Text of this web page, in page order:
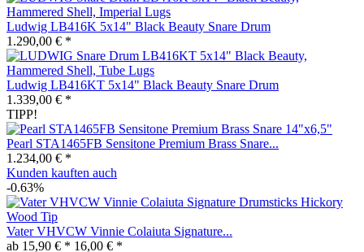
Ludwig LB416K 5x14" Black Beauty Snare Drum
1.290,00 € *
Ludwig LB416KT 5x14" Black Beauty Snare Drum
1.339,00 € *
TIPP!
Pearl STA1465FB Sensitone Premium Brass Snare...
1.234,00 € *
Kunden kauften auch
-0.63%
Vater VHVCW Vinnie Colaiuta Signature...
ab 15,90 € * 16,00 € *